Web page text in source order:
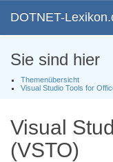
DOTNET-
Sie sind hier
Themenübersicht
Visual Studio Tools for
Visual
(VSTO)